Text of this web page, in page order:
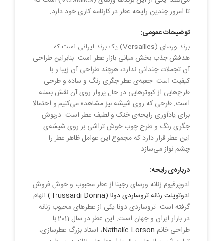
تا امروز چندین رایحه عطر در کارنامه کاری خود دارد.
توضیحات عمومی:
برند ورسای (Versailles) یک برند ایرانی است که
هدفش جذب بخش میانی بازار عطر است. بنابراین طراحی
آن تجملات چندانی ندارد، هرچند طراحی آن زیبا و با
کیفیت است. جعبه‌ی عطر جگری رنگ و ساده و طرحی
طرح‌هایی از کبوترهایی در حال پرواز روی آن نقش بسته
است. طرحی که روی شیشه‌ نیز مشاهده می‌کنیم و احتمالا
برای یادآوری رایحه‌ی خنک و لطیف عطر است. درپوش
جگری رنگ و طرح چوب خوش تراشی بر روی شیشه‌ی
این عطر قرار دارد که مجموع این عوامل ظاهر عطر را
چشم نواز می‌سازد.
درباره‌ی رایحه:
ادوپرفیوم زنانه ورسای رجینا از عطر محبوب و خوش فروش
ادوتویلت زنانه تروساردی دونا (Trussardi Donna)
الهام
گرفته است. تروساردی دونا یکی از عطرهای محبوب زنانه
در بازار ایران و جهان است. این عطر در سال 2011 با
طراحی خانم Nathalie Lorson، استاد بزرگ عطرسازی،